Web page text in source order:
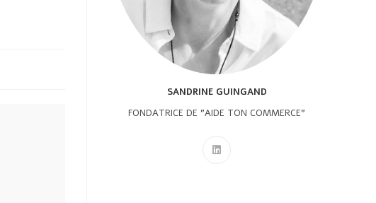
SANDRINE GUINGAND
FONDATRICE DE "AIDE TON COMMERCE"